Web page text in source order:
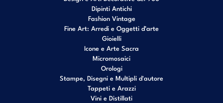
Dipinti Antichi
Fashion Vintage
Fine Art: Arredi e Oggetti d’arte
Gioielli
Icone e Arte Sacra
Micromosaici
Orologi
Stampe, Disegni e Multipli d'autore
Tappeti e Arazzi
Vini e Distillati